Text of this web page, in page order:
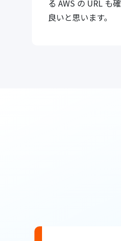
る AWS の URL も
良いと思います。